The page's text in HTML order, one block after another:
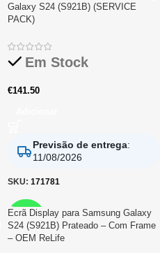
Galaxy S24 (S921B) (SERVICE
PACK)
Em Stock
€141.50
Previsão de entrega:
11/08/2026
SKU: 171781
RELIFE
Ecrã Display para Samsung Galaxy
S24 (S921B) Prateado – Com Frame
– OEM ReLife